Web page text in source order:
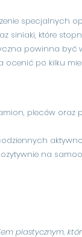
specjalnych
siniaki, które
powinna
ocenić po kilku
pleców oraz
na
plastycznym,